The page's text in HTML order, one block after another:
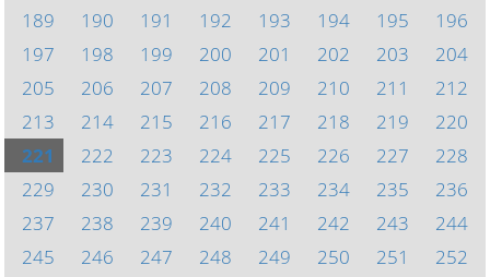
189
190 191 192 193 194 195
196
197
198 199 200 201 202 203
204
205
206 207 208 209 210 211
212
213
214 215 216 217 218 219
220
221
222 223 224 225 226 227
228
229
230 231 232 233 234 235
236
237
238 239 240 241 242 243
244
245
246 247 248 249 250 251
252